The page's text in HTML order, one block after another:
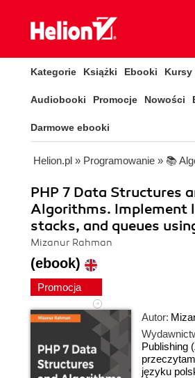
Kategorie Książki Ebooki Kursy
Audiobooki Promocje Nowości
Darmowe ebooki
Helion.pl » Programowanie » 📚
PHP 7 Data Structures
Algorithms. Implement
stacks, and queues
Mizanur Rahman
(ebook)
Promocja
Autor:
Publishing
języku